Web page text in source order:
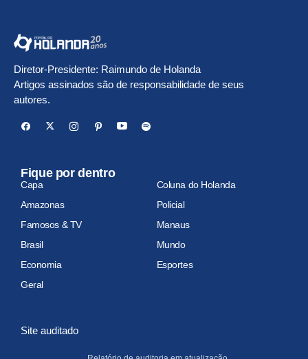
Diretor-Presidente: Raimundo de Holanda
Artigos assinados são de responsabilidade de seus
autores.
Fique por dentro
Capa
Coluna do Holanda
Amazonas
Policial
Famosos & TV
Manaus
Brasil
Mundo
Economia
Esportes
Geral
Site auditado